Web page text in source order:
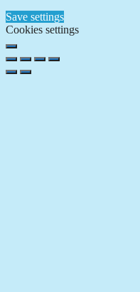
Save settings
Cookies settings